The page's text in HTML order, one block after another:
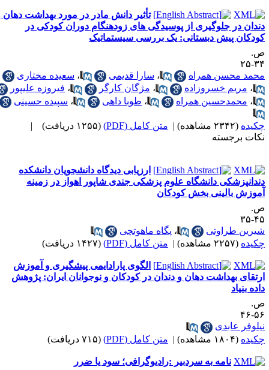
تأثیر دانش مادر در مورد بهداشت دهان و
در جلوگیری از پوسیدگی های زودهنگام دوران کودکی در
پیش دبستانی: یک بررسی سیستماتیک
۲۵
محسن همراه
،سارا قدیمی ،سعیده مختاری
،مریم خسروزاده ،مژگان کارگر ،فیروزه علیپور
،محمدحسین همراه ،طوبا داهی ،سپیده حسینی
(۲۳۴۲ مشاهده) | متن کامل (PDF) (۱۲۵۵ دریافت)
|
برجسته
ارزیابی دیدگاه دانشجویان دانشکده
دانشگاه علوم پزشکی جندی شاپور اهواز در زمینه
بالینی بخش کودکان
۳۵
طراوتی
،پگاه ماهوتچی
(۲۲۵۷ مشاهده) | متن کامل (PDF) (۱۴۲۷ دریافت)
الگوی پارادایمی پیشگیری و آموزش
بهداشت دهان و دندان در کودکان و نوجوانان ایران: پژوهش
بنیاد
۴۶
عابدی
(۱۸۰۴ مشاهده) | متن کامل (PDF) (۷۱۵ دریافت)
نامه به سردبیر :رادیوگرافی؛ سود یا ضرر